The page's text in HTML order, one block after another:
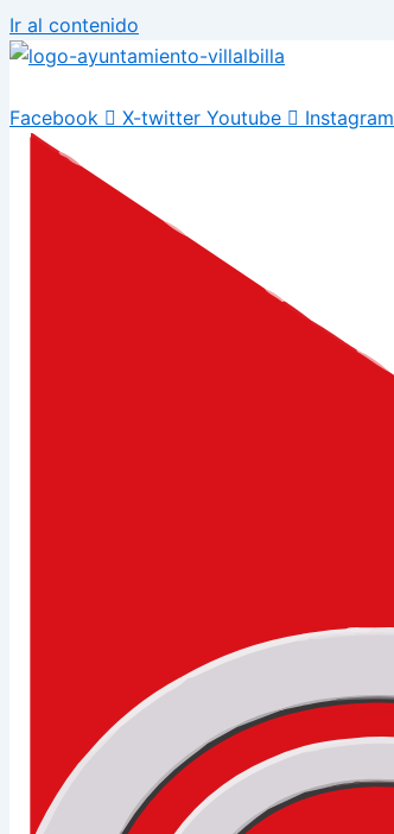
Ir al contenido
Facebook X-twitter Youtube Instagram